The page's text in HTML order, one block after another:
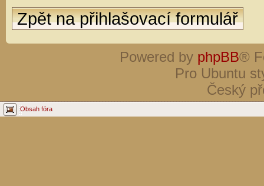
Zpět na přihlašovací formulář
Powered by phpBB®
Pro Ubuntu
Český
Obsah fóra